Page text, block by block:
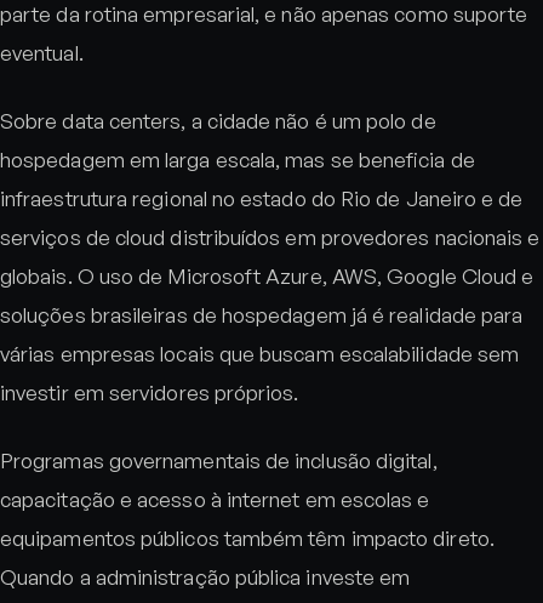
parte da rotina empresarial, e não apenas como suporte
eventual.
Sobre data centers, a cidade não é um polo de
hospedagem em larga escala, mas se beneficia de
infraestrutura regional no estado do Rio de Janeiro e de
serviços de cloud distribuídos em provedores nacionais e
globais. O uso de Microsoft Azure, AWS, Google Cloud e
soluções brasileiras de hospedagem já é realidade para
várias empresas locais que buscam escalabilidade sem
investir em servidores próprios.
Programas governamentais de inclusão digital,
capacitação e acesso à internet em escolas e
equipamentos públicos também têm impacto direto.
Quando a administração pública investe em